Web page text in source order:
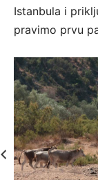
Istanbula i
pravimo prvu